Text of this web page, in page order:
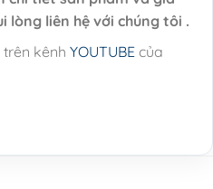
lòng liên hệ với chúng tôi .
kênh YOUTUBEcủa